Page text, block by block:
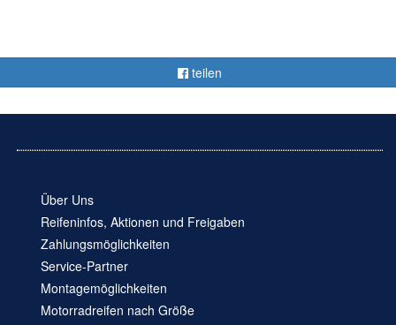
teilen
Über Uns
Reifeninfos, Aktionen und Freigaben
Zahlungsmöglichkeiten
Service-Partner
Montagemöglichkeiten
Motorradreifen nach Größe